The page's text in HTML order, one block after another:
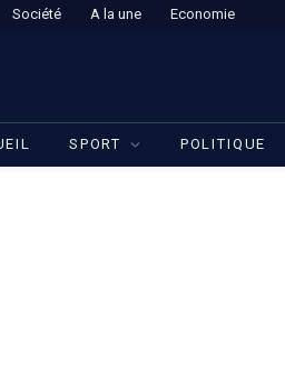
Société A la une Economie
SPORT POLITIQUE